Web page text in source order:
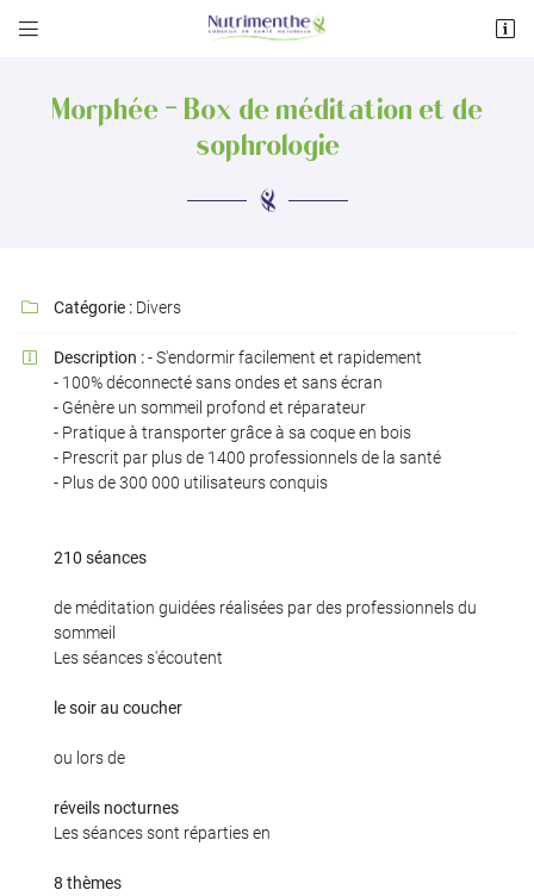
 
05 34 55 33 47
 Adresse email de réception
Recopier le code ci-contre
Rafraîchir le captcha
En cochant cette case, vous consentez à recevoir nos propositions commerciales à
l'adresse email indiqué ci-dessus. Vous pouvez vous désinscrire à tout moment en
Morphée - Box de méditation et de
sophrologie
 Catégorie : Divers
 Description :- S'endormir facilement et rapidement
- 100% déconnecté sans ondes et sans écran
- Génère un sommeil profond et réparateur
- Pratique à transporter grâce à sa coque en bois
- Prescrit par plus de 1400 professionnels de la santé
- Plus de 300 000 utilisateurs conquis
210 séances
de méditation guidées réalisées par des professionnels du
sommeil
Les séances s'écoutent
le soir au coucher
ou lors de
réveils nocturnes
Les séances sont réparties en
8 thèmes